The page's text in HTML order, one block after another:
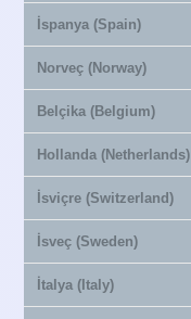
İspanya (Spain)
Norveç (Norway)
Belçika (Belgium)
Hollanda (Netherlands)
İsviçre (Switzerland)
İsveç (Sweden)
İtalya (Italy)